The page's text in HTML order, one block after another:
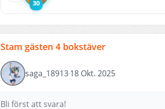
30
Stam gästen 4 bokstäver
saga_1891318 Okt. 2025
Bli först att svara!